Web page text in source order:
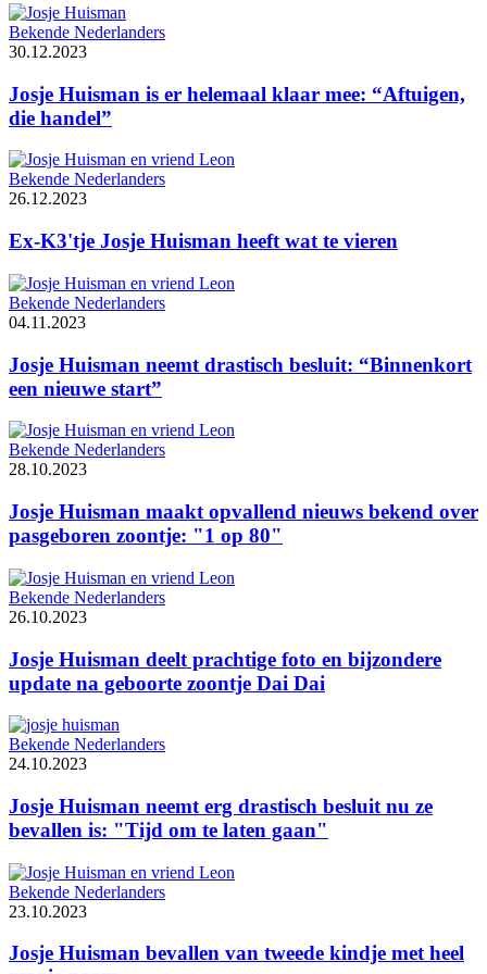
Bekende Nederlanders
30.12.2023
Josje Huisman is er helemaal klaar mee: “Aftuigen,
die handel”
Bekende Nederlanders
26.12.2023
Ex-K3'tje Josje Huisman heeft wat te vieren
Bekende Nederlanders
04.11.2023
Josje Huisman neemt drastisch besluit: “Binnenkort
een nieuwe start”
Bekende Nederlanders
28.10.2023
Josje Huisman maakt opvallend nieuws bekend over
pasgeboren zoontje: "1 op 80"
Bekende Nederlanders
26.10.2023
Josje Huisman deelt prachtige foto en bijzondere
update na geboorte zoontje Dai Dai
Bekende Nederlanders
24.10.2023
Josje Huisman neemt erg drastisch besluit nu ze
bevallen is: "Tijd om te laten gaan"
Bekende Nederlanders
23.10.2023
Josje Huisman bevallen van tweede kindje met heel